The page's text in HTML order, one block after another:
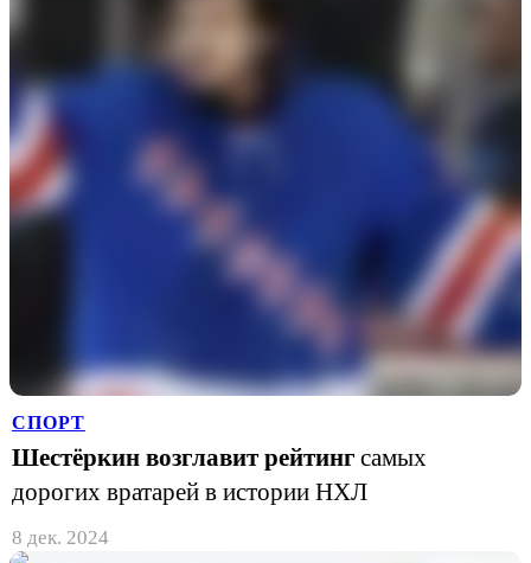
СПОРТ
Шестёркин возглавит рейтинг самых
дорогих вратарей в истории НХЛ
8 дек. 2024